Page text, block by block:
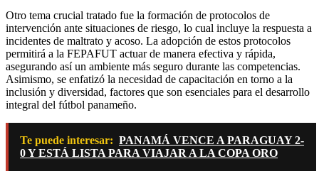
Otro tema crucial tratado fue la formación de protocolos de
intervención ante situaciones de riesgo, lo cual incluye la respuesta a
incidentes de maltrato y acoso. La adopción de estos protocolos
permitirá a la FEPAFUT actuar de manera efectiva y rápida,
asegurando así un ambiente más seguro durante las competencias.
Asimismo, se enfatizó la necesidad de capacitación en torno a la
inclusión y diversidad, factores que son esenciales para el desarrollo
integral del fútbol panameño.
Te puede interesar: PANAMÁ VENCE A PARAGUAY 2-
0 Y ESTÁ LISTA PARA VIAJAR A LA COPA ORO